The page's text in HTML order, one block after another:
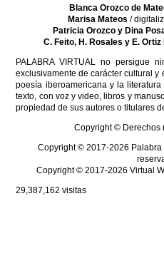
Blanca Orozco de
Marisa Mateos /
Patricia Orozco y Dina
C. Feito, H. Rosales y E. Ortiz
PALABRA VIRTUAL no persigue
exclusivamente de carácter cultural
poesía iberoamericana y la
texto, con voz y video, libros y
propiedad de sus autores o titulares
Copyright © Derechos
Copyright © 2017-2026 Palabra
Copyright © 2017-2026 Virtual
29,387,162 visitas